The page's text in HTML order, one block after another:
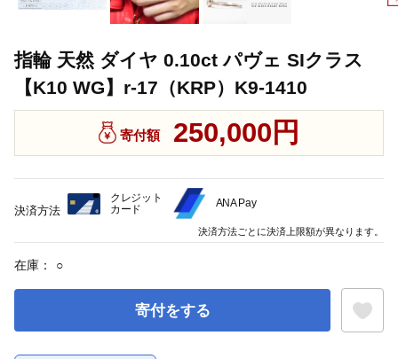
指輪 天然 ダイヤ 0.10ct パヴェ SIクラス
【K10 WG】r-17（KRP）K9-1410
寄付額 250,000円
在庫： ○
寄付をする
決済方法
クレジット
カード
ANA Pay
決済方法ごとに決済上限額が異なります。